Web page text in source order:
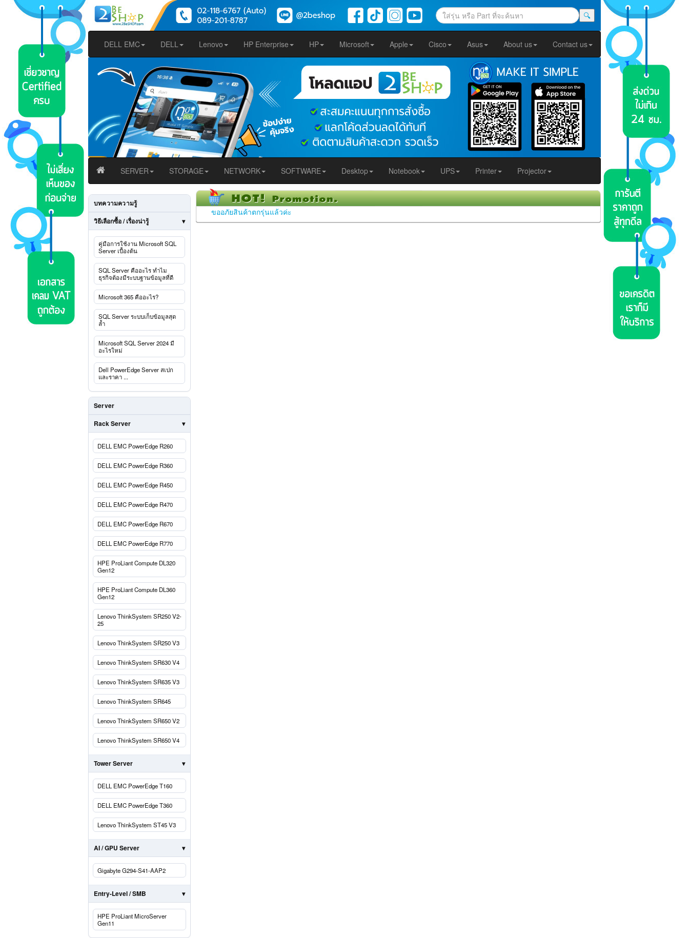
🔍
DELL EMC DELL Lenovo HP Enterprise HP Microsoft Apple Cisco Asus About us Contact us
SERVER STORAGE NETWORK SOFTWARE Desktop Notebook UPS Printer Projector
บทความความรู้
วิธีเลือกซื้อ / เรื่องน่ารู้
คู่มือการใช้งาน Microsoft SQL
Server เบื้องต้น
SQL Server คืออะไร ทำไม
ธุรกิจต้องมีระบบฐานข้อมูลที่ดี
Microsoft 365 คืออะไร?
SQL Server ระบบเก็บข้อมูลสุด
ล้ำ
Microsoft SQL Server 2024 มี
อะไรใหม่
Dell PowerEdge Server สเปก
และราคา ...
Server
Rack Server
DELL EMC PowerEdge R260
DELL EMC PowerEdge R360
DELL EMC PowerEdge R450
DELL EMC PowerEdge R470
DELL EMC PowerEdge R670
DELL EMC PowerEdge R770
HPE ProLiant Compute DL320
Gen12
HPE ProLiant Compute DL360
Gen12
Lenovo ThinkSystem SR250 V2-
25
Lenovo ThinkSystem SR250 V3
Lenovo ThinkSystem SR630 V4
Lenovo ThinkSystem SR635 V3
Lenovo ThinkSystem SR645
Lenovo ThinkSystem SR650 V2
Lenovo ThinkSystem SR650 V4
Tower Server
DELL EMC PowerEdge T160
DELL EMC PowerEdge T360
Lenovo ThinkSystem ST45 V3
AI / GPU Server
Gigabyte G294-S41-AAP2
Entry-Level / SMB
HPE ProLiant MicroServer
Gen11
ขออภัยสินค้าตกรุ่นแล้วค่ะ